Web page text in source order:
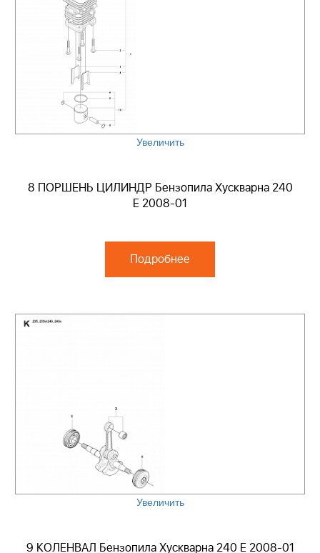
Увеличить
8 ПОРШЕНЬ ЦИЛИНДР Бензопила Хускварна 240
E 2008-01
Подробнее
Увеличить
9 КОЛЕНВАЛ Бензопила Хускварна 240 E 2008-01